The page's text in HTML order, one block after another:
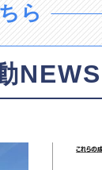
ら
NEWS